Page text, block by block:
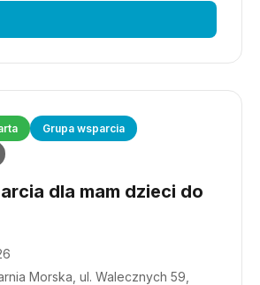
Grupa wsparcia
dla mam dzieci do
Morska, ul. Walecznych 59,